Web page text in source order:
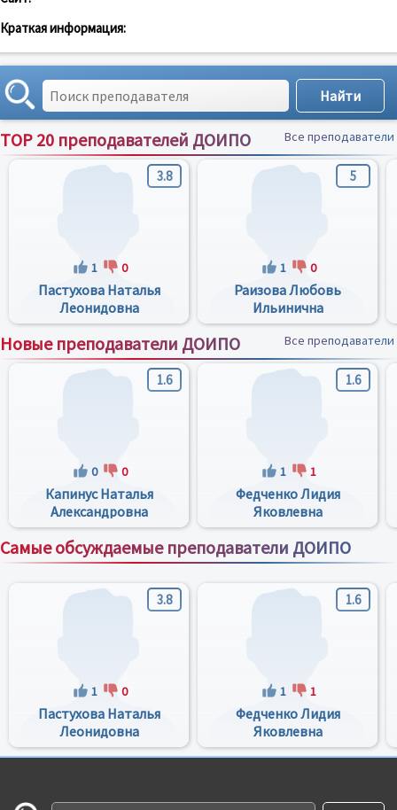
Краткая информация:
TOP 20 преподавателей ДОИПО Все преподаватели
3.8
1 0
Пастухова Наталья
Леонидовна
5
1 0
Раизова Любовь
Ильинична
Новые преподаватели ДОИПО Все преподаватели
1.6
0 0
Капинус Наталья
Александровна
1.6
1 1
Федченко Лидия
Яковлевна
Самые обсуждаемые преподаватели ДОИПО
Все преподаватели
3.8
1 0
Пастухова Наталья
Леонидовна
1.6
1 1
Федченко Лидия
Яковлевна